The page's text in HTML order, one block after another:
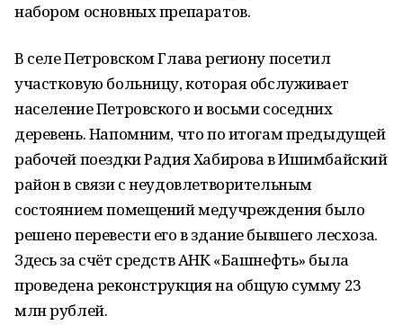
набором основных препаратов.
В селе Петровском Глава региону посетил
участковую больницу, которая обслуживает
население Петровского и восьми соседних
деревень. Напомним, что по итогам предыдущей
рабочей поездки Радия Хабирова в Ишимбайский
район в связи с неудовлетворительным
состоянием помещений медучреждения было
решено перевести его в здание бывшего лесхоза.
Здесь за счёт средств АНК «Башнефть» была
проведена реконструкция на общую сумму 23
млн рублей.